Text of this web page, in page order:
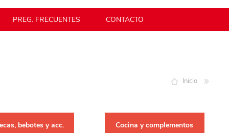
PREG. FRECUENTES CONTACTO
Inicio
bebotes y acc. Cocina y complementos